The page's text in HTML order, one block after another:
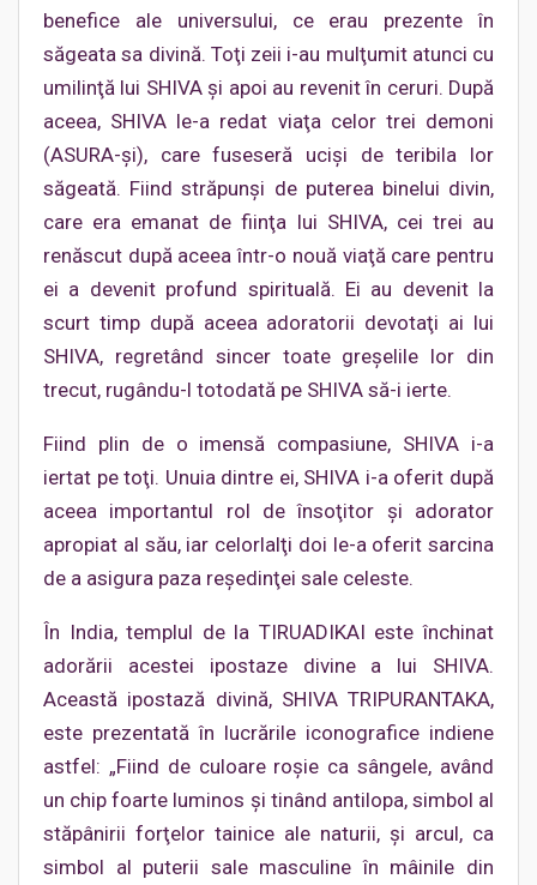
benefice ale universului, ce erau prezente în
săgeata sa divină. Toţi zeii i-au mulţumit atunci cu
umilinţă lui SHIVA şi apoi au revenit în ceruri. După
aceea, SHIVA le-a redat viaţa celor trei demoni
(ASURA-şi), care fuseseră ucişi de teribila lor
săgeată. Fiind străpunşi de puterea binelui divin,
care era emanat de fiinţa lui SHIVA, cei trei au
renăscut după aceea într-o nouă viaţă care pentru
ei a devenit profund spirituală. Ei au devenit la
scurt timp după aceea adoratorii devotaţi ai lui
SHIVA, regretând sincer toate greşelile lor din
trecut, rugându-l totodată pe SHIVA să-i ierte.
Fiind plin de o imensă compasiune, SHIVA i-a
iertat pe toţi. Unuia dintre ei, SHIVA i-a oferit după
aceea importantul rol de însoţitor şi adorator
apropiat al său, iar celorlalţi doi le-a oferit sarcina
de a asigura paza reşedinţei sale celeste.
În India, templul de la TIRUADIKAI este închinat
adorării acestei ipostaze divine a lui SHIVA.
Această ipostază divină, SHIVA TRIPURANTAKA,
este prezentată în lucrările iconografice indiene
astfel: „Fiind de culoare roşie ca sângele, având
un chip foarte luminos şi tinând antilopa, simbol al
stăpânirii forţelor tainice ale naturii, şi arcul, ca
simbol al puterii sale masculine în mâinile din